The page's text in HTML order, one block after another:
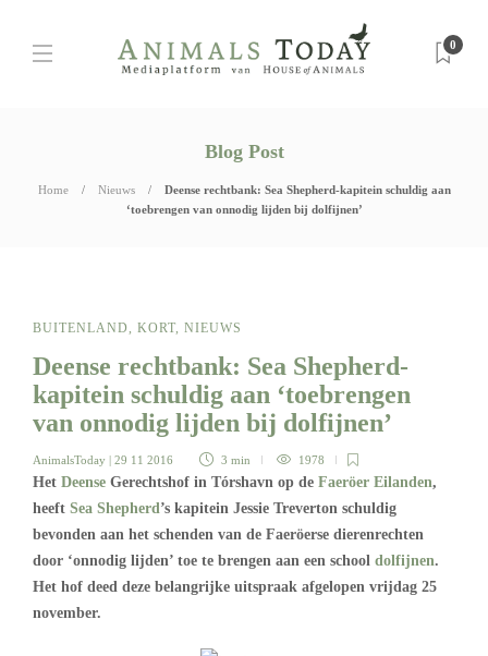
0
Blog Post
Home Nieuws
Deense rechtbank: Sea Shepherd-kapitein schuldig aan
‘toebrengen van onnodig lijden bij dolfijnen’
BUITENLAND, KORT, NIEUWS
Deense rechtbank: Sea Shepherd-
kapitein schuldig aan ‘toebrengen
van onnodig lijden bij dolfijnen’
AnimalsToday | 29 11 2016 3 min 1978
Het Deense Gerechtshof in Tórshavn op de Faeröer Eilanden,
heeft Sea Shepherd’s kapitein Jessie Treverton schuldig
bevonden aan het schenden van de Faeröerse dierenrechten
door ‘onnodig lijden’ toe te brengen aan een school dolfijnen.
Het hof deed deze belangrijke uitspraak afgelopen vrijdag 25
november.